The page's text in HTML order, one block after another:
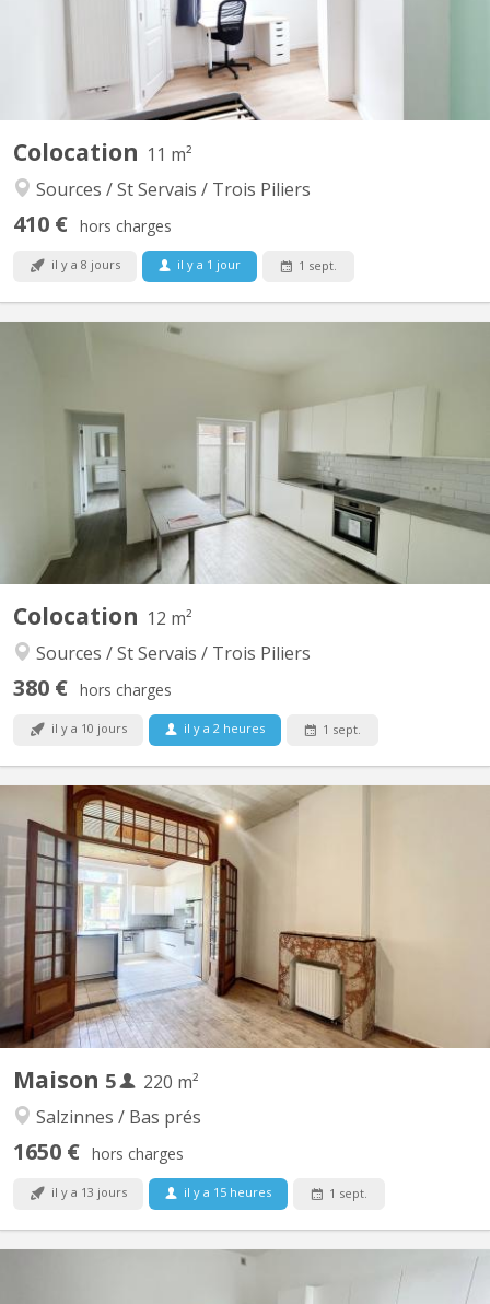
Colocation 11 m²
Sources / St Servais / Trois Piliers
410 € hors charges
il y a 8 jours il y a 1 jour 1 sept.
personnes, parquet au sol, PEB C. La chambre est entièrement...
Colocation 12 m²
Sources / St Servais / Trois Piliers
380 € hors charges
il y a 10 jours il y a 2 heures 1 sept.
📍 3 chambres disponibles dans une agréable colocation à Saint-
Servais Vous recherchez une colocation calme, moderne et
idéalement située à proximité du centre de Namur ? Cette
colocation est faite pour vous ! Située Rue de Gembloux 97 à
5002 Saint-Servais, à seulement 10 minutes à pied de la gare...
Maison 5
220 m²
Salzinnes / Bas prés
1650 € hors charges
il y a 13 jours il y a 15 heures 1 sept.
Colocation de 5 chambres se libère dans une petite rue du centre
de Namur à deux pas du parc Louise-Marie! Le bien se compose
au rez-de-chaussée d'un grand hall d'entrée desservant un salon
indépendant, une salle à manger ouverte sur une lumineuse
cuisine entièrement équipée (frigo, micro-ondes,...
KN 5181